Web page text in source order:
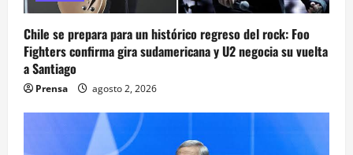
Chile se prepara para un histórico regreso del rock: Foo
Fighters confirma gira sudamericana y U2 negocia su vuelta
a Santiago
Prensa agosto 2, 2026